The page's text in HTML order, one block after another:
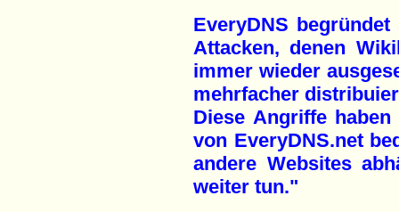
EveryDNS
Attacken, denen
immer wieder
mehrfacher
Diese Angriffe
von EveryDNS.net
andere Websites
weiter tun."